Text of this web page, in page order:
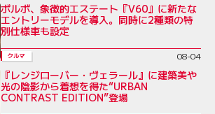
ボルボ、象徴的エステート『V60』に新たな
エントリーモデルを導入。同時に2種類の特
別仕様車も設定
クルマ 08-04
『レンジローバー・ヴェラール』に建築美や
光の陰影から着想を得た“URBAN
CONTRAST EDITION”登場